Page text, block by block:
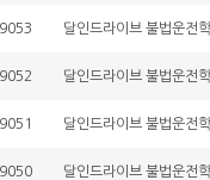
9053 달인드라이브 불법운전
9052 달인드라이브 불법운전
9051 달인드라이브 불법운전
9050 달인드라이브 불법운전